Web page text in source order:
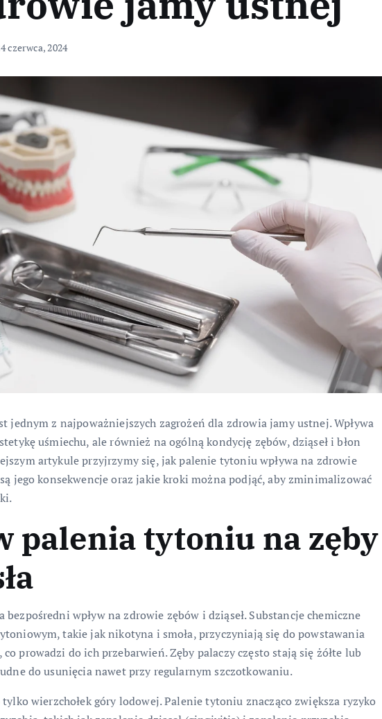
czerwca, 2024
jednym z najpoważniejszych zagrożeń dla zdrowia jamy ustnej. Wpływa
uśmiechu, ale również na ogólną kondycję zębów, dziąseł i błon
artykule przyjrzymy się, jak palenie tytoniu wpływa na zdrowie
jego konsekwencje oraz jakie kroki można podjąć, aby zminimalizować
palenia tytoniu na zęby
wpływ na zdrowie zębów i dziąseł. Substancje chemiczne
takie jak nikotyna i smoła, przyczyniają się do powstawania
co prowadzi do ich przebarwień. Zęby palaczy często stają się żółte lub
do usunięcia nawet przy regularnym szczotkowaniu.
tylko wierzchołek góry lodowej. Palenie tytoniu znacząco zwiększa ryzyko